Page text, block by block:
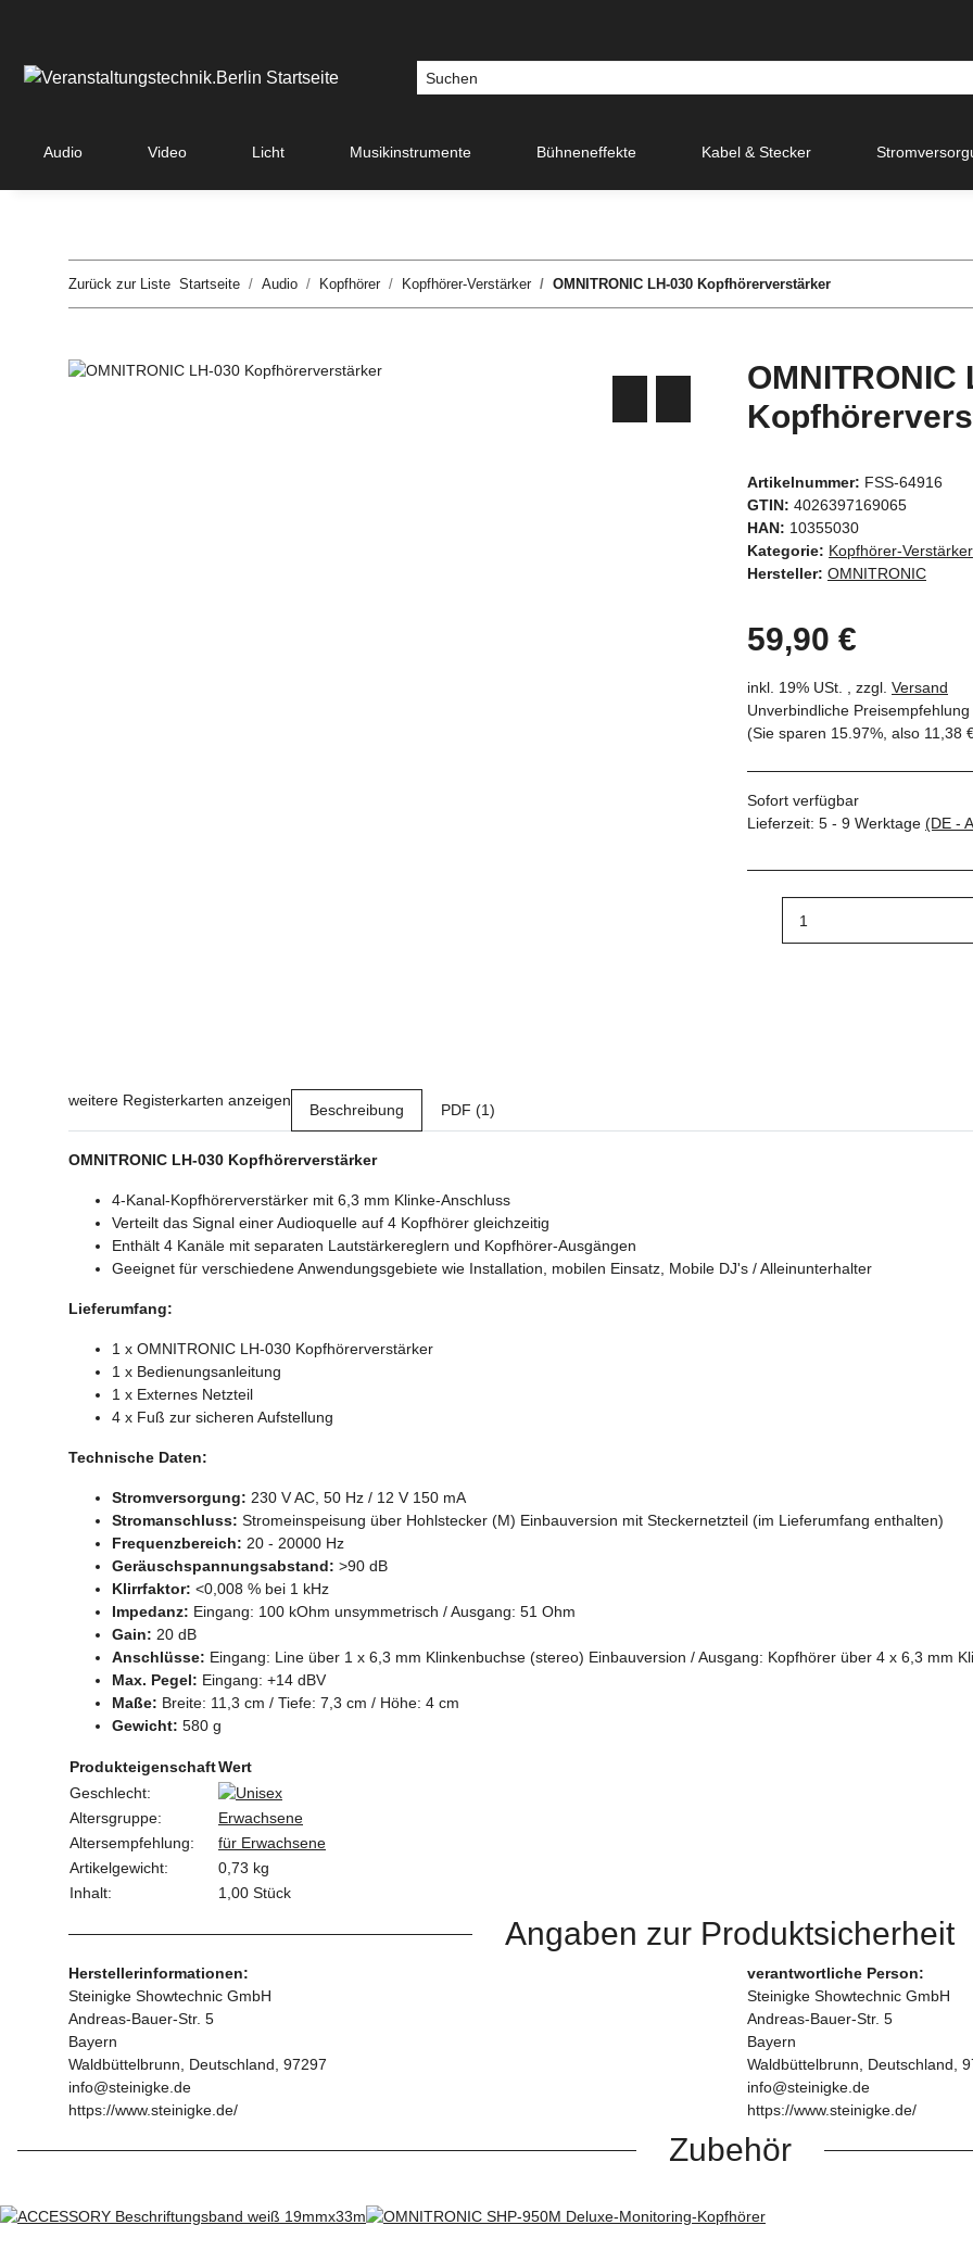
Audio Video Licht Musikinstrumente Bühneneffekte Kabel & Stecker
Zurück zur Liste Startseite Audio Kopfhörer Kopfhörer-Verstärker OMNITRONIC LH-030 Kopfhörerverstärker
OMNITRONIC
Artikelnummer: FSS-64916
GTIN: 4026397169065
HAN: 10355030
Kategorie: Kopfhörer-Verstärker
Hersteller: OMNITRONIC
59,90 €
inkl. 19% USt. , zzgl. Versand
Unverbindliche
(Sie sparen 15.97%, also 11,38
Sofort verfügbar
Lieferzeit: 5 - 9 Werktage (DE -
weitere Registerkarten anzeigen
Beschreibung PDF (1)
OMNITRONIC LH-030 Kopfhörerverstärker
4-Kanal-Kopfhörerverstärker mit 6,3 mm Klinke-Anschluss
Verteilt das Signal einer Audioquelle auf 4 Kopfhörer gleichzeitig
Enthält 4 Kanäle mit separaten Lautstärkereglern und Kopfhörer-Ausgängen
Geeignet für verschiedene Anwendungsgebiete wie Installation, mobilen Einsatz, Mobile DJ's / Alleinunterhalter
Lieferumfang:
1 x OMNITRONIC LH-030 Kopfhörerverstärker
1 x Bedienungsanleitung
1 x Externes Netzteil
4 x Fuß zur sicheren Aufstellung
Technische Daten:
Stromversorgung: 230 V AC, 50 Hz / 12 V 150 mA
Stromanschluss: Stromeinspeisung über Hohlstecker (M) Einbauversion mit Steckernetzteil (im Lieferumfang enthalten)
Frequenzbereich: 20 - 20000 Hz
Geräuschspannungsabstand: >90 dB
Klirrfaktor: <0,008 % bei 1 kHz
Impedanz: Eingang: 100 kOhm unsymmetrisch / Ausgang: 51 Ohm
Gain: 20 dB
Anschlüsse: Eingang: Line über 1 x 6,3 mm Klinkenbuchse (stereo) Einbauversion / Ausgang: Kopfhörer über 4 x 6,3 mm
Max. Pegel: Eingang: +14 dBV
Maße: Breite: 11,3 cm / Tiefe: 7,3 cm / Höhe: 4 cm
Gewicht: 580 g
ProdukteigenschaftWert
Geschlecht:
Altersgruppe:
Erwachsene
Altersempfehlung:
für Erwachsene
Artikelgewicht:
0,73 kg
Inhalt:
1,00 Stück
Angaben zur Produktsicherheit
Herstellerinformationen:
Steinigke Showtechnic GmbH
Andreas-Bauer-Str. 5
Bayern
Waldbüttelbrunn, Deutschland, 97297
info@steinigke.de
https://www.steinigke.de/
verantwortliche Person:
Steinigke Showtechnic GmbH
Andreas-Bauer-Str. 5
Bayern
Waldbüttelbrunn, Deutschland,
info@steinigke.de
https://www.steinigke.de/
Zubehör